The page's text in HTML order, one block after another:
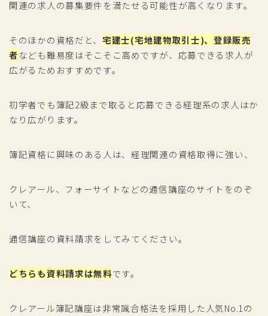
関連の求人の募集要件を満たせる可能性が高くなります。
そのほかの資格だと、 宅建士(宅地建物取引士)、登録販売
者なども難易度はそこそこ高めですが、応募できる求人が
広がるためおすすめです。
初学者でも簿記2級まで取ると応募できる経理系の求人はか
なり広がります。
簿記資格に興味のある人は、経理関連の資格取得に強い、
クレアール、フォーサイトなどの通信講座のサイトをのぞ
いて、
通信講座の資料請求をしてみてください。
どちらも資料請求は無料です。
クレアール簿記講座は非常識合格法を採用した人気No.1の